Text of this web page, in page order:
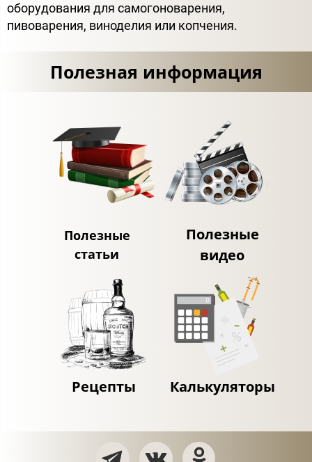
оборудования для самогоноварения,
пивоварения, виноделия или копчения.
Полезная информация
Полезные
статьи
Полезные
видео
Рецепты Калькуляторы